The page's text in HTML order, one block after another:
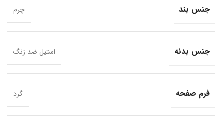
جنس بند چرم
جنس بدنه استیل ضد زنگ
فرم صفحه گرد